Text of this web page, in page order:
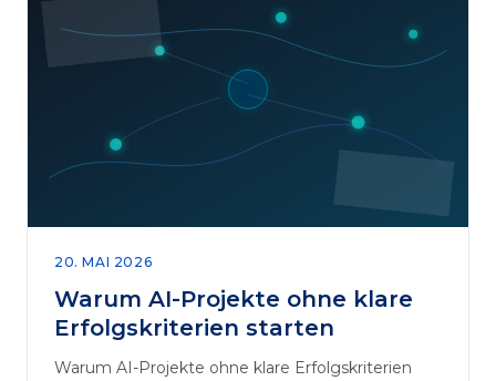
20. MAI 2026
Warum AI-Projekte ohne klare
Erfolgskriterien starten
Warum AI-Projekte ohne klare Erfolgskriterien